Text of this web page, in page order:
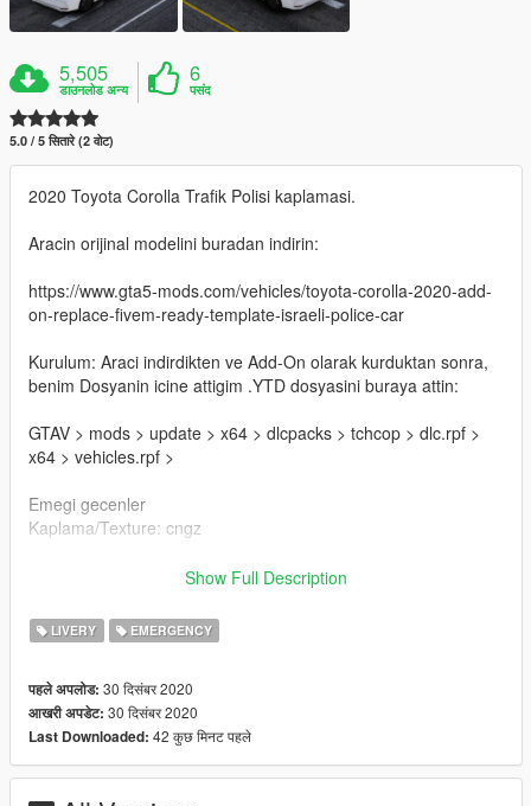
5,505
डाउनलोड अन्य
6
पसंद
5.0 / 5 सितारे (2 वोट)
2020 Toyota Corolla Trafik Polisi kaplamasi.
Aracin orijinal modelini buradan indirin:
https://www.gta5-mods.com/vehicles/toyota-corolla-2020-add-
on-replace-fivem-ready-template-israeli-police-car
Kurulum: Araci indirdikten ve Add-On olarak kurduktan sonra,
benim Dosyanin icine attigim .YTD dosyasini buraya attin:
GTAV > mods > update > x64 > dlcpacks > tchcop > dlc.rpf >
x64 > vehicles.rpf >
Emegi gecenler
Kaplama/Texture: cngz
!!!!!!!!!!!!!! Kaplamalarinin uzerinde duzenleme yapilip
!!!!!!!!!!!!!! degistirilmesi veya yeniden dagitilmasi yasaktir.
!!!!!!!!!!!!!
!!!!!!!!!!!!!
--------------------------------------------------------------------------------
----------------------------
Show Full Description
LIVERY EMERGENCY
पहले अपलोड: 30 दिसंबर 2020
आखरी अपडेट: 30 दिसंबर 2020
Last Downloaded: 42 कुछ मिनट पहले